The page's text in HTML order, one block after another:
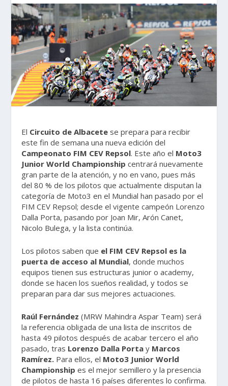
El Circuito de Albacete se prepara para recibir
este fin de semana una nueva edición del
Campeonato FIM CEV Repsol. Este año el Moto3
Junior World Championship centrará nuevamente
gran parte de la atención, y no en vano, pues más
del 80 % de los pilotos que actualmente disputan la
categoría de Moto3 en el Mundial han pasado por el
FIM CEV Repsol; desde el vigente campeón Lorenzo
Dalla Porta, pasando por Joan Mir, Arón Canet,
Nicolo Bulega, y la lista continúa.
Los pilotos saben que el FIM CEV Repsol es la
puerta de acceso al Mundial, donde muchos
equipos tienen sus estructuras junior o academy,
donde se hacen los sueños realidad, y todos se
preparan para dar sus mejores actuaciones.
Raúl Fernández (MRW Mahindra Aspar Team) será
la referencia obligada de una lista de inscritos de
hasta 49 pilotos después de acabar tercero el año
pasado, tras Lorenzo Dalla Porta y Marcos
Ramírez. Para ellos, el Moto3 Junior World
Championship es el mejor semillero y la presencia
de pilotos de hasta 16 países diferentes lo confirma.